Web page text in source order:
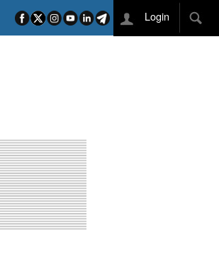
E KOOIJ
Login